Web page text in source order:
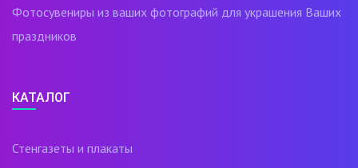
Фотосувениры из ваших фотографий для украшения Ваших
праздников
КАТАЛОГ
Стенгазеты и плакаты